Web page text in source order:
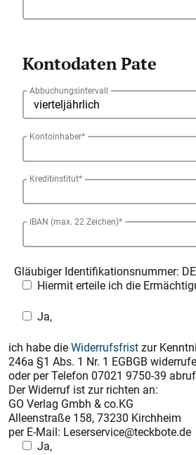
Kontodaten Pate
Abbuchungsintervall
Kontoinhaber*
Kreditinstitut*
IBAN (max. 22 Zeichen)*
Gläubiger Identifikationsnummer:
Hiermit erteile ich die
Ja,
ich habe dieWiderrufsfristzur
246a §1 Abs. 1 Nr. 1 EGBGB
oder per Telefon 07021 9750-39
Der Widerruf ist zur richten an:
GO Verlag Gmbh & co.KG
Alleenstraße 158, 73230 Kirchheim
per E-Mail: Leserservice@teckbote.de
Ja,